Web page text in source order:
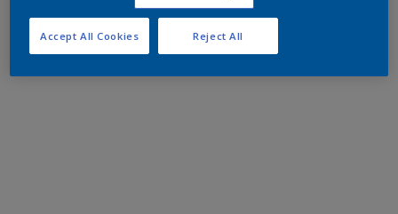
Reject All
Accept All Cookies